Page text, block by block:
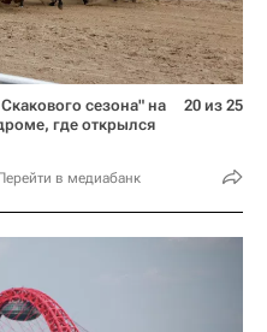
сезона" на
где открылся
в медиабанк
20 из 25